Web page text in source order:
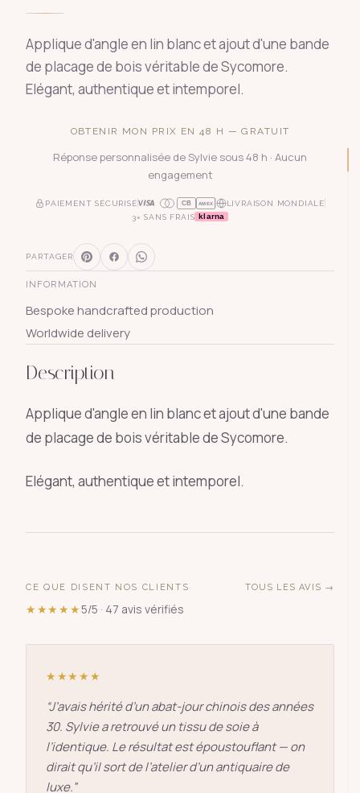
Applique d'angle en lin blanc et ajout d'une bande
de placage de bois véritable de Sycomore.
Elégant, authentique et intemporel.
OBTENIR MON PRIX EN 48 H — GRATUIT
Réponse personnalisée de Sylvie sous 48 h · Aucun
engagement
PAIEMENT SÉCURISÉ CB AMEX
LIVRAISON MONDIALE
3× SANS FRAIS klarna
PARTAGER
INFORMATION
Bespoke handcrafted production
Worldwide delivery
Description
Applique d'angle en lin blanc et ajout d'une bande
de placage de bois véritable de Sycomore.
Elégant, authentique et intemporel.
CE QUE DISENT NOS CLIENTS
★★★★★5/5 · 47 avis vérifiés
TOUS LES AVIS →
★★★★★
“J’avais hérité d’un abat-jour chinois des années
30. Sylvie a retrouvé un tissu de soie à
l’identique. Le résultat est époustouflant — on
dirait qu’il sort de l’atelier d’un antiquaire de
luxe.”